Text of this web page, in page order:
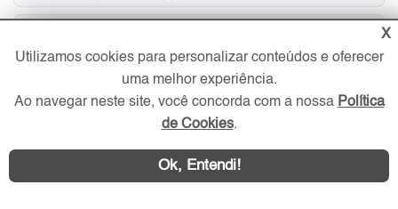
keyboard_arrow_right Rua Augusto Tortorelo Araujo, Jardim São Paulo
keyboard_arrow_rightAvenida Leoncio De Magalhaes, Jardim São Paulo
keyboard_arrow_rightRua Tibiri, Jardim São Paulo
X
Utilizamos cookies para personalizar conteúdos e oferecer
uma melhor experiência.
Ao navegar neste site, você concorda com a nossa Política
de Cookies.
Ok, Entendi!